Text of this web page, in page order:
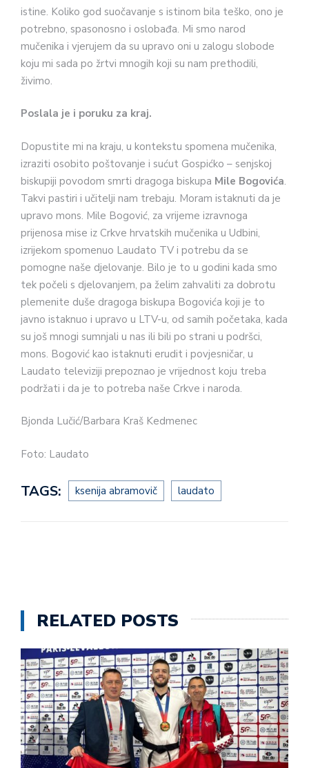
istine. Koliko god suočavanje s istinom bila teško, ono je
potrebno, spasonosno i oslobađa. Mi smo narod
mučenika i vjerujem da su upravo oni u zalogu slobode
koju mi sada po žrtvi mnogih koji su nam prethodili,
živimo.
Poslala je i poruku za kraj.
Dopustite mi na kraju, u kontekstu spomena mučenika,
izraziti osobito poštovanje i sućut Gospićko – senjskoj
biskupiji povodom smrti dragoga biskupa Mile Bogovića.
Takvi pastiri i učitelji nam trebaju. Moram istaknuti da je
upravo mons. Mile Bogović, za vrijeme izravnoga
prijenosa mise iz Crkve hrvatskih mučenika u Udbini,
izrijekom spomenuo Laudato TV i potrebu da se
pomogne naše djelovanje. Bilo je to u godini kada smo
tek počeli s djelovanjem, pa želim zahvaliti za dobrotu
plemenite duše dragoga biskupa Bogovića koji je to
javno istaknuo i upravo u LTV-u, od samih početaka, kada
su još mnogi sumnjali u nas ili bili po strani u podršci,
mons. Bogović kao istaknuti erudit i povjesničar, u
Laudato televiziji prepoznao je vrijednost koju treba
podržati i da je to potreba naše Crkve i naroda.
Bjonda Lučić/Barbara Kraš Kedmenec
Foto: Laudato
TAGS: ksenija abramovič laudato
RELATED POSTS